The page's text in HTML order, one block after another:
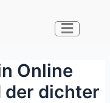
Online
der dichter